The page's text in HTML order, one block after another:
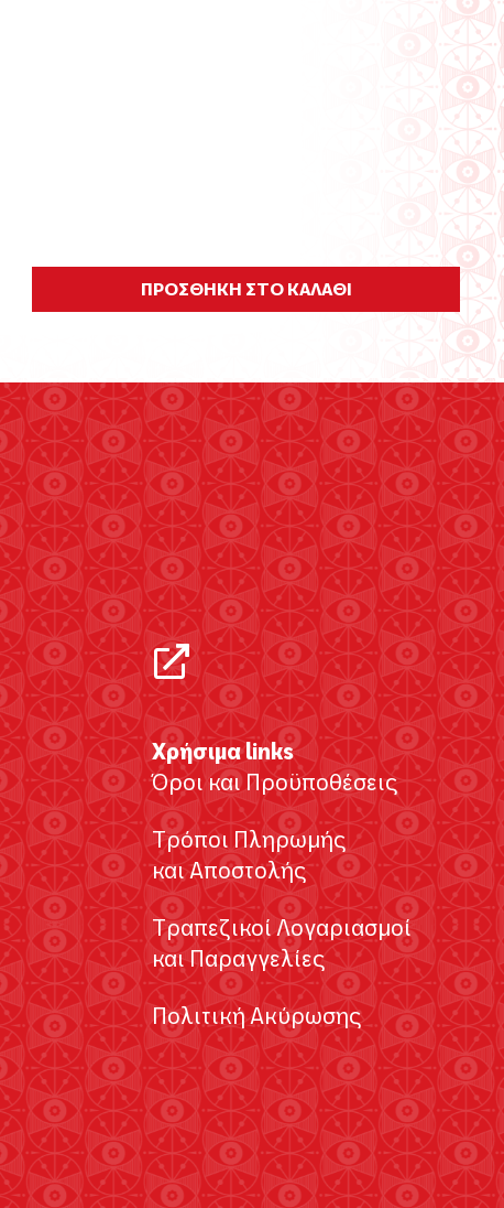
ΠΡΟΣΘΗΚΗ ΣΤΟ ΚΑΛΑΘΙ
Χρήσιμα links
Όροι και Προϋποθέσεις
Τρόποι Πληρωμής
και Αποστολής
Τραπεζικοί Λογαριασμοί
και Παραγγελίες
Πολιτική Ακύρωσης